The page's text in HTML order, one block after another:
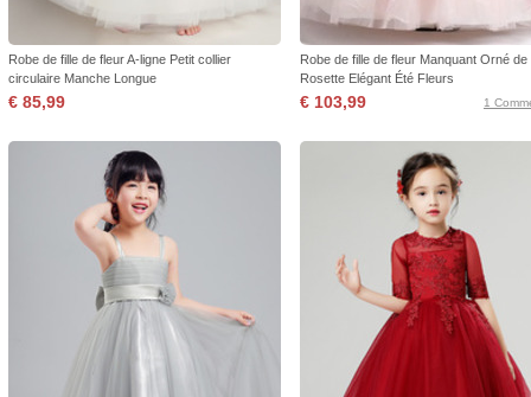
Robe de fille de fleur A-ligne Petit collier
circulaire Manche Longue
€ 85,99
Robe de fille de fleur Manquant Orné de
Rosette Elégant Été Fleurs
€ 103,99 1